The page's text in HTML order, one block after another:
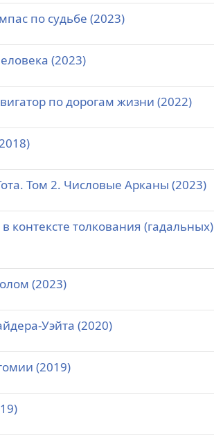
по судьбе (2023)
(2023)
по дорогам жизни (2022)
Том 2. Числовые Арканы (2023)
контексте толкования (гадальных)
(2023)
Уэйта (2020)
(2019)